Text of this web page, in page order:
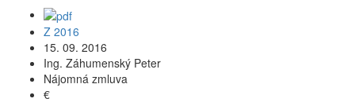
Z 2016
15. 09. 2016
Ing. Záhumenský Peter
Nájomná zmluva
€